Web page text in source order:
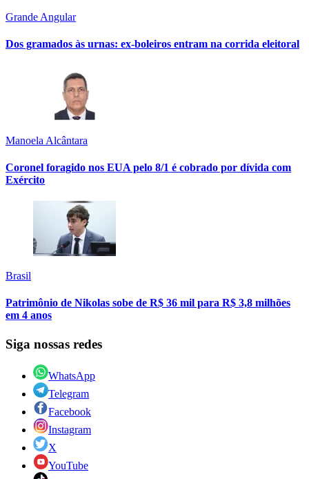
Grande Angular
Dos gramados às urnas: ex-boleiros entram na corrida eleitoral
Manoela Alcântara
Coronel foragido nos EUA pelo 8/1 é cobrado por dívida com
Exército
Brasil
Patrimônio de Nikolas sobe de R$ 36 mil para R$ 3,8 milhões
em 4 anos
Siga nossas redes
WhatsApp
Telegram
Facebook
Instagram
X
YouTube